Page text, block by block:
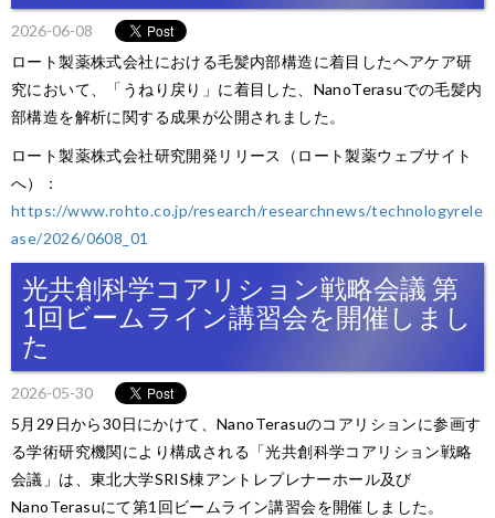
2026-06-08
ロート製薬株式会社における毛髪内部構造に着目したヘアケア研
究において、「うねり戻り」に着目した、NanoTerasuでの毛髪内
部構造を解析に関する成果が公開されました。
ロート製薬株式会社研究開発リリース（ロート製薬ウェブサイト
へ）：
https://www.rohto.co.jp/research/researchnews/technologyrele
ase/2026/0608_01
光共創科学コアリション戦略会議 第
1回ビームライン講習会を開催しまし
た
2026-05-30
5月29日から30日にかけて、NanoTerasuのコアリションに参画す
る学術研究機関により構成される「光共創科学コアリション戦略
会議」は、東北大学SRIS棟アントレプレナーホール及び
NanoTerasuにて第1回ビームライン講習会を開催しました。